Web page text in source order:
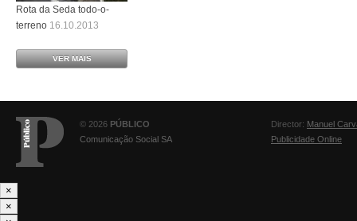
Rota da Seda todo-o-
terreno 16.10.2013
VER MAIS
© 2026 PÚBLICO
Comunicação Social SA
Director: Manuel
Publicidade Online
×
×